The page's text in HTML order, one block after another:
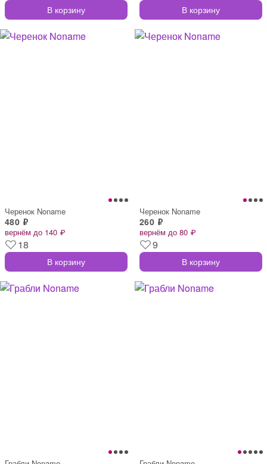
В корзину В корзину
Черенок Noname
480 ₽
вернём до 140 ₽
18
В корзину
Черенок Noname
260 ₽
вернём до 80 ₽
9
В корзину